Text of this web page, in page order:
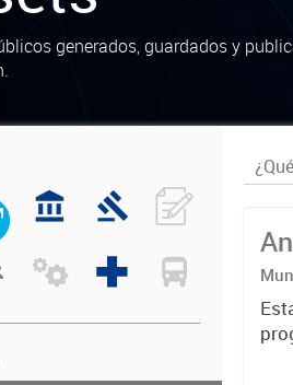
generados, guardados y